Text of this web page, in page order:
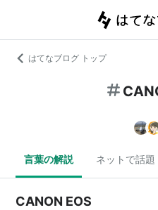
はてなブログ トップ
言葉の解説 ネットで話題
CANON EOS